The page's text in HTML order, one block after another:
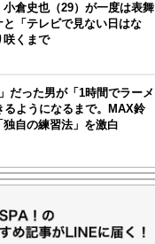
倉史也（29）が一度は表舞
「テレビで見ない日はな
咲くまで
だった男が「1時間でラーメ
るようになるまで。MAX鈴
自の練習法」を激白